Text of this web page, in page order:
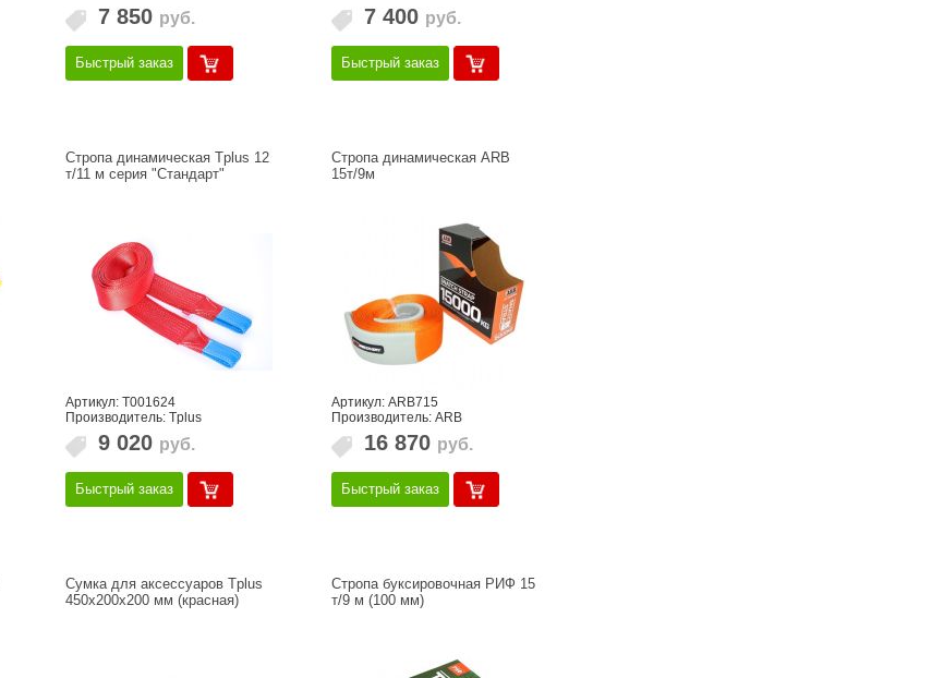
7 850 руб.
Быстрый заказ
7 400 руб.
Быстрый заказ
Стропа динамическая Tplus 12
т/11 м серия "Стандарт"
Артикул: Т001624
Производитель: Tplus
9 020 руб.
Быстрый заказ
Стропа динамическая ARB
15т/9м
Артикул: ARB715
Производитель: ARB
16 870 руб.
Быстрый заказ
Сумка для аксессуаров Tplus
450х200х200 мм (красная)
Стропа буксировочная РИФ 15
т/9 м (100 мм)